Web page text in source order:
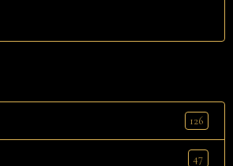
126
47